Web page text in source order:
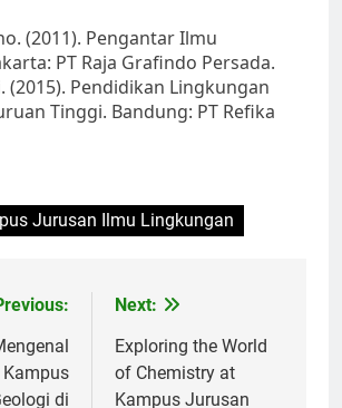
(2011). Pengantar Ilmu
PT Raja Grafindo Persada.
(2015). Pendidikan Lingkungan
Tinggi. Bandung: PT Refika
Jurusan Ilmu Lingkungan
Kampus
di
Next:
Exploring the World
of Chemistry at
Kampus Jurusan